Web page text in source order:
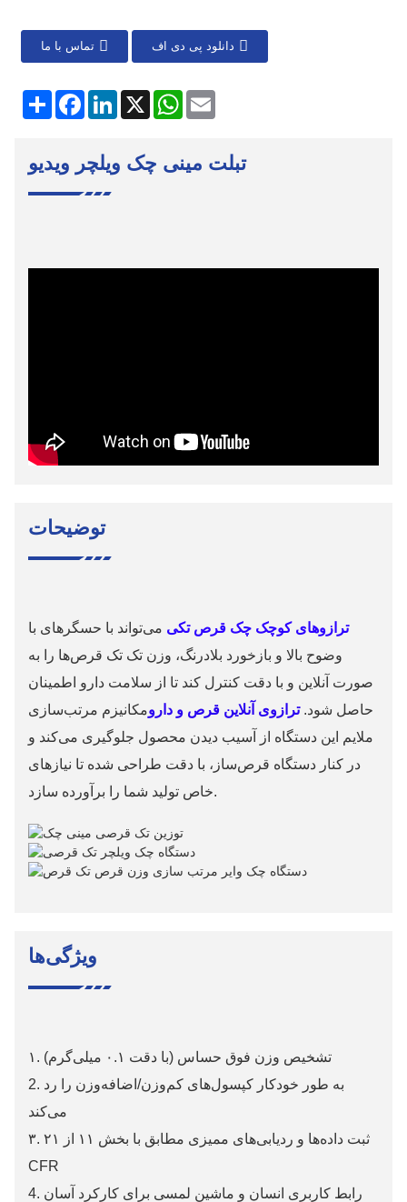
تماس با ما دانلود پی دی اف
اشتراک
گذاری
فیسبوکلینکدینایکس واتساپایمیل
تبلت مینی چک ویلچر ویدیو
توضیحات
ترازوهای کوچک چک قرص تکی می‌تواند با حسگرهای با
وضوح بالا و بازخورد بلادرنگ، وزن تک تک قرص‌ها را به
صورت آنلاین و با دقت کنترل کند تا از سلامت دارو اطمینان
حاصل شود.ترازوی آنلاین قرص و دارومکانیزم مرتب‌سازی
ملایم این دستگاه از آسیب دیدن محصول جلوگیری می‌کند و
در کنار دستگاه قرص‌ساز، با دقت طراحی شده تا نیازهای
خاص تولید شما را برآورده سازد.
ویژگی‌ها
۱. تشخیص وزن فوق حساس (با دقت ۰.۱ میلی‌گرم)
2. به طور خودکار کپسول‌های کم‌وزن/اضافه‌وزن را رد
می‌کند
۳. ثبت داده‌ها و ردیابی‌های ممیزی مطابق با بخش ۱۱ از ۲۱
CFR
4. رابط کاربری انسان و ماشین لمسی برای کارکرد آسان